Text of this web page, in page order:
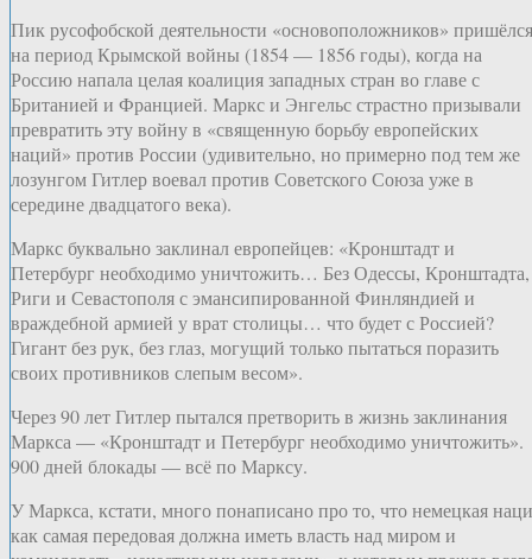
Пик русофобской деятельности «основоположников» пришёлся
на период Крымской войны (1854 — 1856 годы), когда на
Россию напала целая коалиция западных стран во главе с
Британией и Францией. Маркс и Энгельс страстно призывали
превратить эту войну в «священную борьбу европейских
наций» против России (удивительно, но примерно под тем же
лозунгом Гитлер воевал против Советского Союза уже в
середине двадцатого века).
Маркс буквально заклинал европейцев: «Кронштадт и
Петербург необходимо уничтожить… Без Одессы, Кронштадта,
Риги и Севастополя с эмансипированной Финляндией и
враждебной армией у врат столицы… что будет с Россией?
Гигант без рук, без глаз, могущий только пытаться поразить
своих противников слепым весом».
Через 90 лет Гитлер пытался претворить в жизнь заклинания
Маркса — «Кронштадт и Петербург необходимо уничтожить».
900 дней блокады — всё по Марксу.
У Маркса, кстати, много понаписано про то, что немецкая
как самая передовая должна иметь власть над миром и